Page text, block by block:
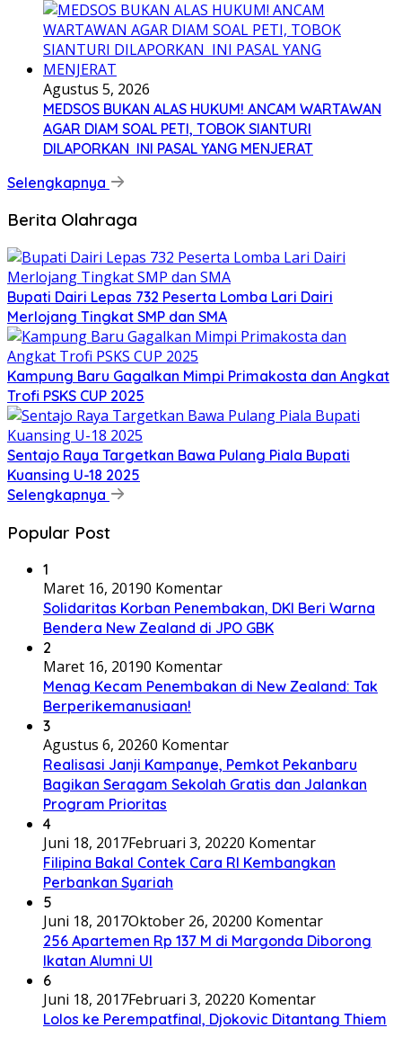
Agustus 5, 2026
MEDSOS BUKAN ALAS HUKUM! ANCAM WARTAWAN
AGAR DIAM SOAL PETI, TOBOK SIANTURI
DILAPORKAN INI PASAL YANG MENJERAT
Selengkapnya
Berita Olahraga
Bupati Dairi Lepas 732 Peserta Lomba Lari Dairi
Merlojang Tingkat SMP dan SMA
Kampung Baru Gagalkan Mimpi Primakosta dan Angkat
Trofi PSKS CUP 2025
Sentajo Raya Targetkan Bawa Pulang Piala Bupati
Kuansing U-18 2025
Selengkapnya
Popular Post
1
Maret 16, 20190 Komentar
Solidaritas Korban Penembakan, DKI Beri Warna
Bendera New Zealand di JPO GBK
2
Maret 16, 20190 Komentar
Menag Kecam Penembakan di New Zealand: Tak
Berperikemanusiaan!
3
Agustus 6, 20260 Komentar
Realisasi Janji Kampanye, Pemkot Pekanbaru
Bagikan Seragam Sekolah Gratis dan Jalankan
Program Prioritas
4
Juni 18, 2017Februari 3, 20220 Komentar
Filipina Bakal Contek Cara RI Kembangkan
Perbankan Syariah
5
Juni 18, 2017Oktober 26, 20200 Komentar
256 Apartemen Rp 137 M di Margonda Diborong
Ikatan Alumni UI
6
Juni 18, 2017Februari 3, 20220 Komentar
Lolos ke Perempatfinal, Djokovic Ditantang Thiem